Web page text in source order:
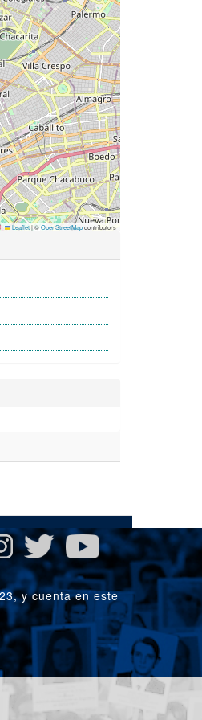
Leaflet|©OpenStreetMapcontributors
y cuenta en este